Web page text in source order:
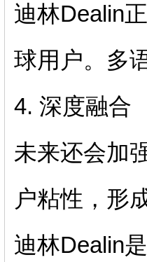
迪林Dealin
球用户。多
4. 深度融合
未来还会加
户粘性，形
迪林Dealin